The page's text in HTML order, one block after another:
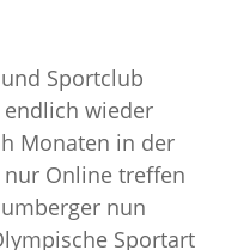
Sportclub
endlich wieder
Monaten in der
Online treffen
nun
Sportart